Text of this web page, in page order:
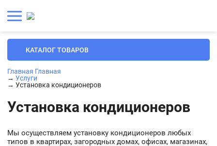
КАТАЛОГ ТОВАРОВ
Главная Главная
→ Услуги
→ Установка кондиционеров
Установка кондиционеров
Мы осуществляем установку кондиционеров любых
типов в квартирах, загородных домах, офисах, магазинах,